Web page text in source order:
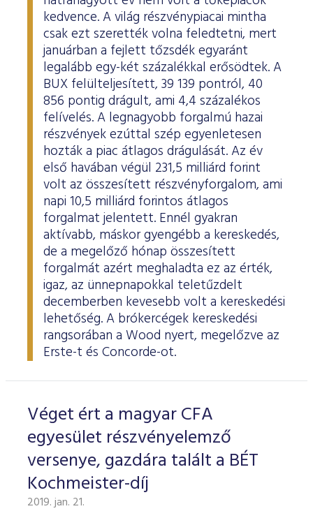
ESG Útmutató
kedvence. A világ részvénypiacai mintha
csak ezt szerették volna feledtetni, mert
januárban a fejlett tőzsdék egyaránt
legalább egy-két százalékkal erősödtek. A
BUX felülteljesített, 39 139 pontról, 40
856 pontig drágult, ami 4,4 százalékos
felívelés. A legnagyobb forgalmú hazai
részvények ezúttal szép egyenletesen
hozták a piac átlagos drágulását. Az év
első havában végül 231,5 milliárd forint
volt az összesített részvényforgalom, ami
napi 10,5 milliárd forintos átlagos
forgalmat jelentett. Ennél gyakran
aktívabb, máskor gyengébb a kereskedés,
de a megelőző hónap összesített
forgalmát azért meghaladta ez az érték,
igaz, az ünnepnapokkal teletűzdelt
decemberben kevesebb volt a kereskedési
lehetőség. A brókercégek kereskedési
rangsorában a Wood nyert, megelőzve az
Erste-t és Concorde-ot.
Véget ért a magyar CFA
egyesület részvényelemző
versenye, gazdára talált a BÉT
Kochmeister-díj
2019. jan. 21.